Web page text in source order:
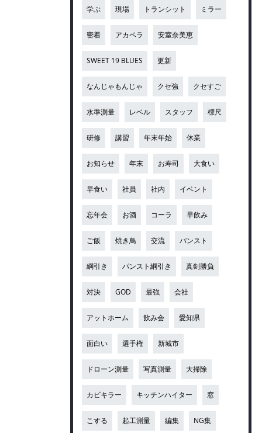
学ぶ 現場 トランシット ミラー
密着 アカペラ 安室奈美恵
SWEET 19 BLUES 更新
なんじゃもんじゃ クセ強 クセすご
水準測量 レベル スタッフ 標尺
研修 講習 年末年始 休業
お知らせ 年末 お寿司 大食い
早食い 社員 社内 イベント
忘年会 お酒 コーラ 早飲み
ご飯 焼き鳥 交流 パンスト
綱引き パンスト綱引き 真剣勝負
対決 GOD 最強 会社
アットホーム 飲み会 愛知県
面白い 選手権 新城市
ドローン測量 写真測量 大掃除
カビキラー キッチンハイター 窓
こする 起工測量 編集 NG集